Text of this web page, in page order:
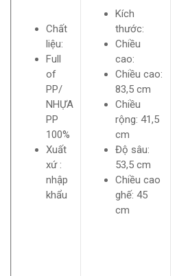
Chất
liệu:
Full
of
PP/
NHỰA
PP
100%
Xuất
xứ :
nhập
khẩu
Kích
thước:
Chiều
cao:
Chiều cao:
83,5 cm
Chiều
rộng: 41,5
cm
Độ sâu:
53,5 cm
Chiều cao
ghế: 45
cm